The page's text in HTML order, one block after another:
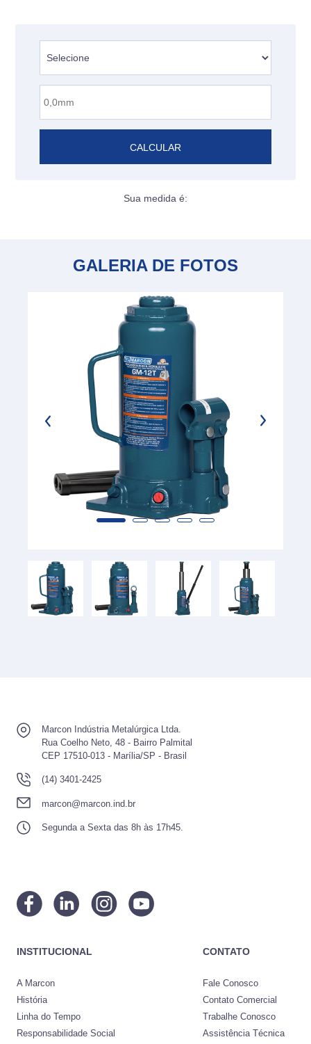
CALCULAR
Sua medida é:
GALERIA DE FOTOS
Marcon Indústria Metalúrgica Ltda.
Rua Coelho Neto, 48 - Bairro Palmital
CEP 17510-013 - Marília/SP - Brasil
(14) 3401-2425
marcon@marcon.ind.br
Segunda a Sexta das 8h às 17h45.
INSTITUCIONAL
A Marcon
História
Linha do Tempo
Responsabilidade Social
CONTATO
Fale Conosco
Contato Comercial
Trabalhe Conosco
Assistência Técnica